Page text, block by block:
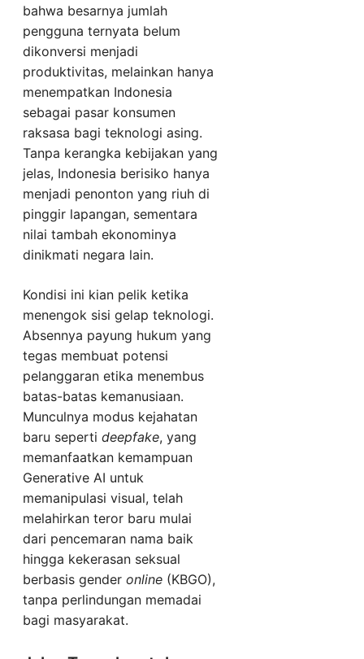
bahwa besarnya jumlah
pengguna ternyata belum
dikonversi menjadi
produktivitas, melainkan hanya
menempatkan Indonesia
sebagai pasar konsumen
raksasa bagi teknologi asing.
Tanpa kerangka kebijakan yang
jelas, Indonesia berisiko hanya
menjadi penonton yang riuh di
pinggir lapangan, sementara
nilai tambah ekonominya
dinikmati negara lain.
Kondisi ini kian pelik ketika
menengok sisi gelap teknologi.
Absennya payung hukum yang
tegas membuat potensi
pelanggaran etika menembus
batas-batas kemanusiaan.
Munculnya modus kejahatan
baru seperti deepfake, yang
memanfaatkan kemampuan
Generative AI untuk
memanipulasi visual, telah
melahirkan teror baru mulai
dari pencemaran nama baik
hingga kekerasan seksual
berbasis gender online (KBGO),
tanpa perlindungan memadai
bagi masyarakat.